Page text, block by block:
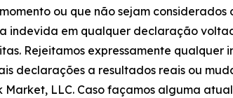
ou que não sejam considerados
indevida em qualquer declaração
Rejeitamos expressamente
a resultados reais ou
LLC. Caso façamos alguma